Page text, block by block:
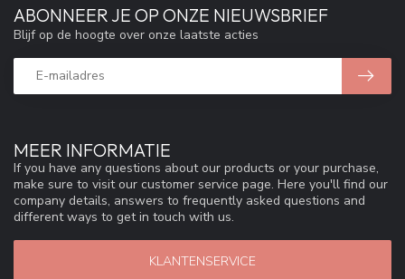
MEER INFORMATIE
If you have any questions about our products or your purchase,
make sure to visit our customer service page. Here you'll find our
company details, answers to frequently asked questions and
different ways to get in touch with us.
KLANTENSERVICE
ABONNEER JE OP ONZE NIEUWSBRIEF
Blijf op de hoogte over onze laatste acties